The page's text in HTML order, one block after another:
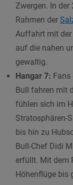
Zwergen. In der
Rahmen der
Auffahrt mit der
auf die nahen
gewaltig.
Hangar 7: Fans
Bull fahren mit
fühlen sich im
Stratosphären-
bis hin zu
Bull-Chef Didi
erfüllt. Mit dem
Höhenflüge bis